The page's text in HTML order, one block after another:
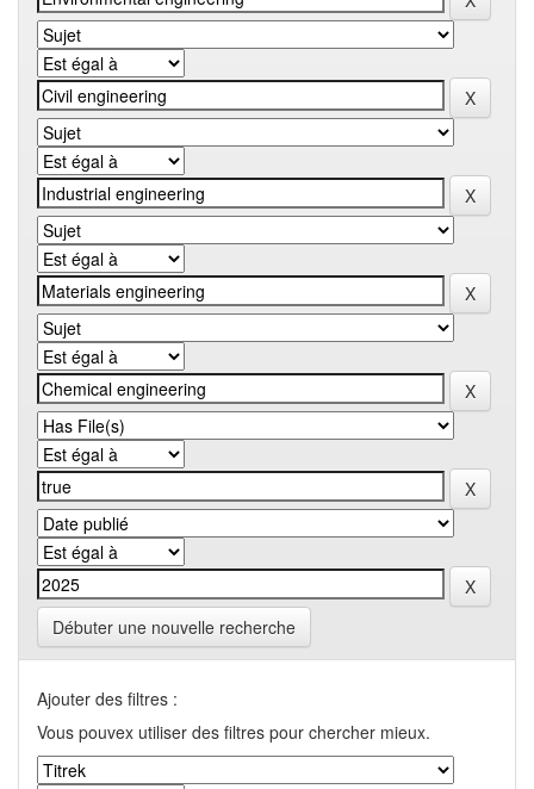
Débuter une nouvelle recherche
Ajouter des filtres :
Vous pouvex utiliser des filtres pour chercher mieux.